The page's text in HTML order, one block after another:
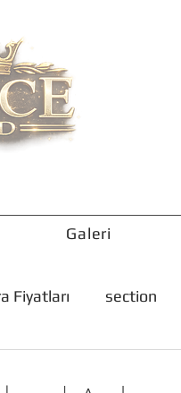
Galeri
Fiyatları section